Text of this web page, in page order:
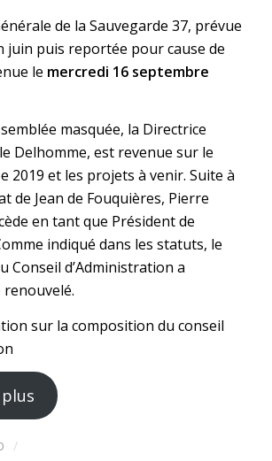
de la Sauvegarde 37, prévue
juin puis reportée pour cause de
le mercredi 16 septembre
masquée, la Directrice
Delhomme, est revenue sur le
2019 et les projets à venir. Suite à
de Jean de Fouquières, Pierre
en tant que Président de
indiqué dans les statuts, le
Conseil d’Administration a
sur la composition du conseil
/